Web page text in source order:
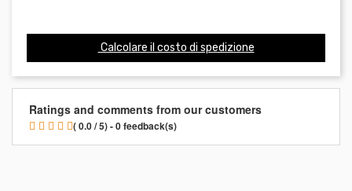
Calcolare il costo di spedizione
Ratings and comments from our customers
( 0.0 / 5) - 0 feedback(s)